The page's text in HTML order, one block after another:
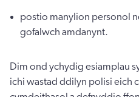
postio manylion personol
gofalwch amdanynt.
Dim ond ychydig esiamplau
ichi wastad ddilyn polisi eich